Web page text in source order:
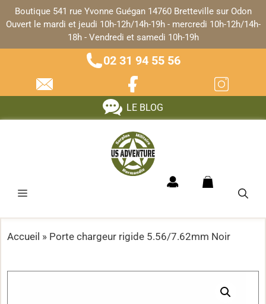
Boutique 541 rue Yvonne Guégan 14760 Bretteville sur Odon
Ouvert le mardi et jeudi 10h-12h/14h-19h - mercredi 10h-12h/14h-
18h - Vendredi et samedi 10h-19h
02 31 94 55 56
LE BLOG
Accueil » Porte chargeur rigide 5.56/7.62mm Noir
Panneau de gestion des cookies